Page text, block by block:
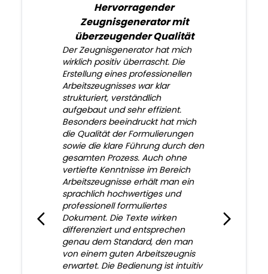
Hervorragender
Zeugnisgenerator mit
überzeugender Qualität
Der Zeugnisgenerator hat mich
wirklich positiv überrascht. Die
Erstellung eines professionellen
Arbeitszeugnisses war klar
strukturiert, verständlich
aufgebaut und sehr effizient.
Besonders beeindruckt hat mich
die Qualität der Formulierungen
sowie die klare Führung durch den
gesamten Prozess. Auch ohne
vertiefte Kenntnisse im Bereich
Arbeitszeugnisse erhält man ein
sprachlich hochwertiges und
professionell formuliertes
Dokument. Die Texte wirken
differenziert und entsprechen
genau dem Standard, den man
von einem guten Arbeitszeugnis
erwartet. Die Bedienung ist intuitiv